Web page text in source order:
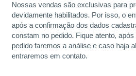
Nossas vendas são exclusivas para
devidamente habilitados. Por isso, o
após a confirmação dos dados
constam no pedido. Fique atento,
pedido faremos a análise e caso haja
entraremos em contato.